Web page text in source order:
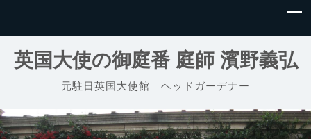
英国大使の御庭番 庭師 濱野義弘
元駐日英国大使館 ヘッドガーデナー